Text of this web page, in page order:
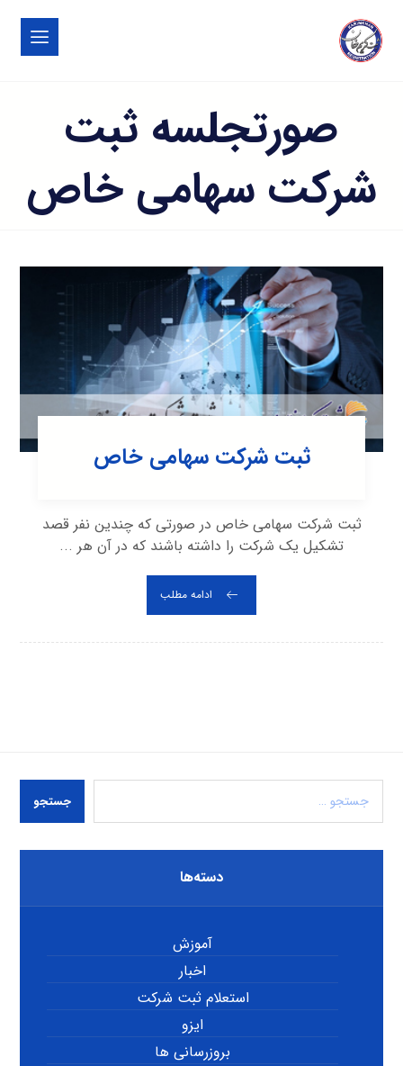
صورتجلسه ثبت
شرکت سهامی خاص
ثبت شرکت سهامی خاص
ثبت شرکت سهامی خاص در صورتی که چندین نفر قصد
تشکیل یک شرکت را داشته باشند که در آن هر ...
ادامه مطلب
جستجو
دسته‌ها
آموزش
اخبار
استعلام ثبت شرکت
ایزو
بروزرسانی ها